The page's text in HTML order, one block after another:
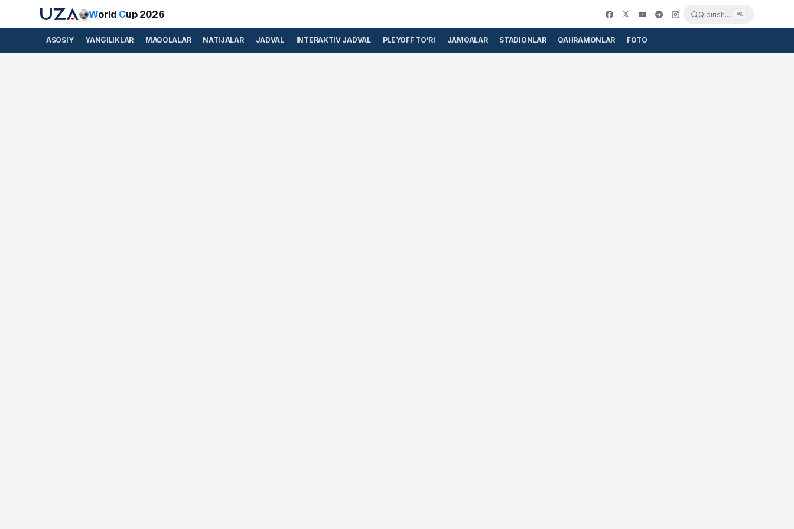
World Cup 2026 Qidirish... ⌘K
ASOSIY YANGILIKLAR MAQOLALAR NATIJALAR JADVAL INTERAKTIV JADVAL PLEYOFF TO'RI JAMOALAR STADIONLAR QAHRAMONLAR FOTO